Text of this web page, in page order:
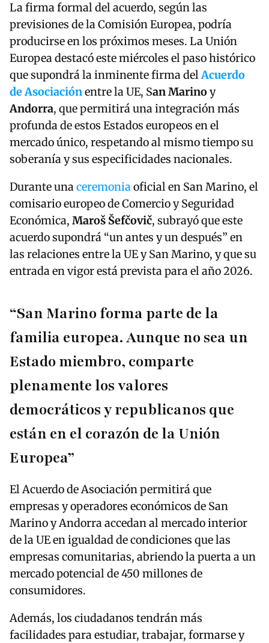
La firma formal del acuerdo, según las
previsiones de la Comisión Europea, podría
producirse en los próximos meses. La Unión
Europea destacó este miércoles el paso histórico
que supondrá la inminente firma delAcuerdo
de Asociaciónentre la UE, San Marinoy
Andorra, que permitirá una integración más
profunda de estos Estados europeos en el
mercado único, respetando al mismo tiempo su
soberanía y sus especificidades nacionales.
Durante unaceremoniaoficial en San Marino, el
comisario europeo de Comercio y Seguridad
Económica, Maroš Šefčovič, subrayó que este
acuerdo supondrá “un antes y un después” en
las relaciones entre la UE y San Marino, y que su
entrada en vigor está prevista para el año 2026.
“San Marino forma parte de la
familia europea. Aunque no sea un
Estado miembro, comparte
plenamente los valores
democráticos y republicanos que
están en el corazón de la Unión
Europea”
El Acuerdo de Asociación permitirá que
empresas y operadores económicos de San
Marino y Andorra accedan al mercado interior
de la UE en igualdad de condiciones que las
empresas comunitarias, abriendo la puerta a un
mercado potencial de 450 millones de
consumidores.
Además, los ciudadanos tendrán más
facilidades para estudiar, trabajar, formarse y